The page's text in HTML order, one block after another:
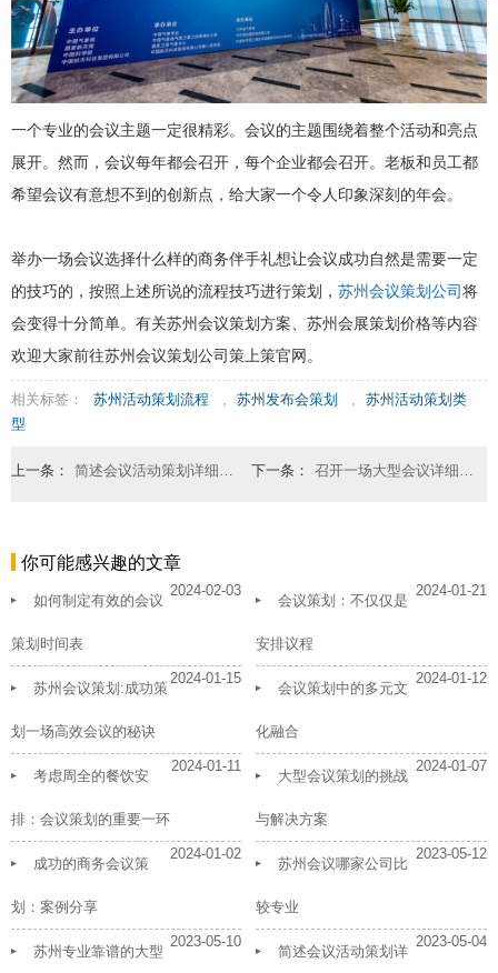
一个专业的会议主题一定很精彩。会议的主题围绕着整个活动和亮点
展开。然而，会议每年都会召开，每个企业都会召开。老板和员工都
希望会议有意想不到的创新点，给大家一个令人印象深刻的年会。
举办一场会议选择什么样的商务伴手礼想让会议成功自然是需要一定
的技巧的，按照上述所说的流程技巧进行策划， 苏州会议策划公司将
会变得十分简单。有关苏州会议策划方案、苏州会展策划价格等内容
欢迎大家前往苏州会议策划公司策上策官网。
相关标签： 苏州活动策划流程 苏州发布会策划
苏州活动策划类
型
上一条： 下一条：
你可能感兴趣的文章
2024-02-03
如何制定有效的会议
策划时间表
2024-01-21
会议策划：不仅仅是
安排议程
2024-01-15
苏州会议策划:成功策
划一场高效会议的秘诀
2024-01-12
会议策划中的多元文
化融合
2024-01-11
考虑周全的餐饮安
排：会议策划的重要一环
2024-01-07
大型会议策划的挑战
与解决方案
2024-01-02
成功的商务会议策
划：案例分享
2023-05-12
苏州会议哪家公司比
较专业
2023-05-10
苏州专业靠谱的大型
2023-05-04
简述会议活动策划详